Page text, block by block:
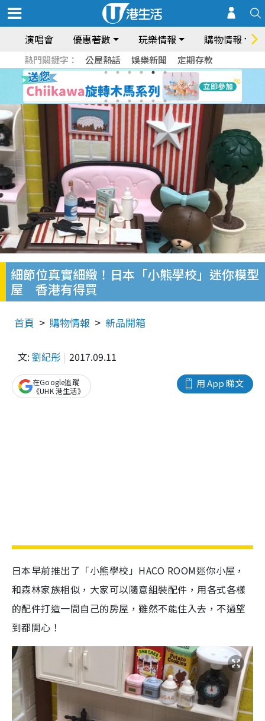
演唱會 優惠著數 玩樂情報 購物情報
熱門關鍵字： 公屋熱話 娛樂新聞 定期存款
細節位真實細緻！日本「小熊學校」迷你模型
屋 香港有得買
首頁 購物情報 新品開箱
文: 劉紀彤 2017.09.11
用 App 睇文
在Google追蹤
《UHK 港生活》
日本早前推出了 「小熊學校」HACO ROOM迷你小屋，
和森林家族相似，大家可以隨意組裝配件，用各式各樣
的配件打造一間自己的房屋，雖然不能住入去，不過望
到都開心！